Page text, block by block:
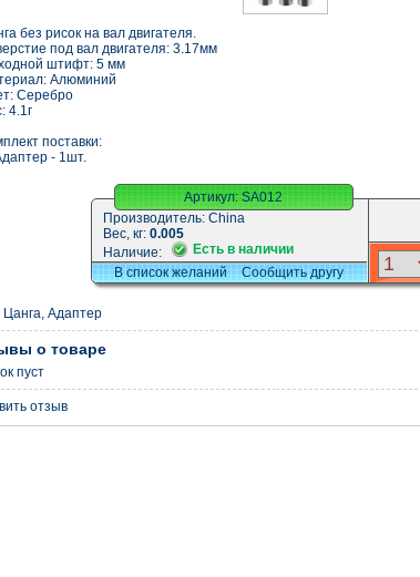
без рисок на вал двигателя.
под вал двигателя: 3.17мм
штифт: 5 мм
Алюминий
Серебро
4.1г
поставки:
- 1шт.
Артикул:SA012
Производитель: China
Вес, кг: 0.005
Наличие:
Есть в наличии
В список желаний
Сообщить другу
Цанга, Адаптер
о товаре
пуст
отзыв